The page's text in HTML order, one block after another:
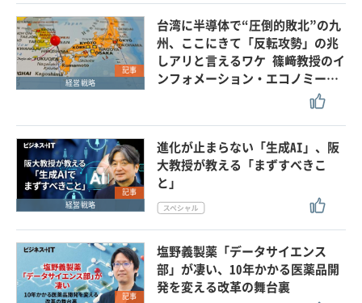
記事
経営戦略
台湾に半導体で“圧倒的敗北”の九
州、ここにきて「反転攻勢」の兆
しアリと言えるワケ 篠﨑教授のイ
ンフォメーション・エコノミー…
記事
経営戦略
進化が止まらない「生成AI」、阪
大教授が教える「まずすべきこ
と」
記事
塩野義製薬「データサイエンス
部」が凄い、10年かかる医薬品開
発を変える改革の舞台裏